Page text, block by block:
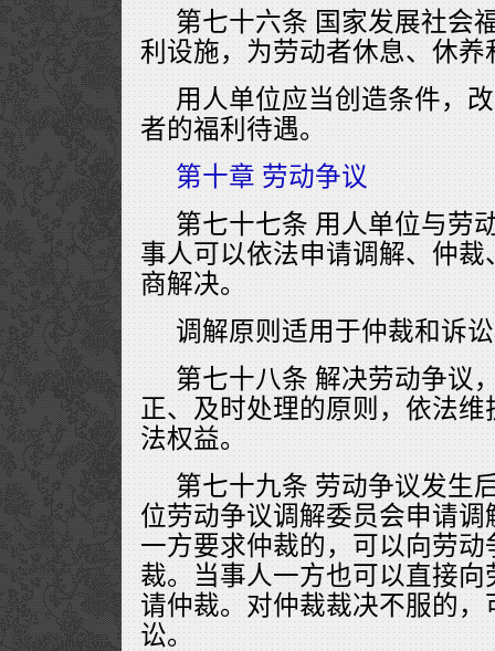
第七十六条 国家发展社会
利设施，为劳动者休息、休养
用人单位应当创造条件，
者的福利待遇。
第十章 劳动争议
第七十七条 用人单位与劳
事人可以依法申请调解、仲
商解决。
调解原则适用于仲裁和诉
第七十八条 解决劳动争议
正、及时处理的原则，依法
法权益。
第七十九条 劳动争议发生
位劳动争议调解委员会申请
一方要求仲裁的，可以向劳
裁。当事人一方也可以直接
请仲裁。对仲裁裁决不服的
讼。